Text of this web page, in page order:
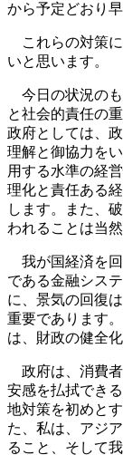
から予定どおり
これらの対策に
いと思います。
今日の状況のも
と社会的責任の
政府としては、
理解と御協力を
用する水準の経
理化と責任ある
します。また、
われることは当
我が国経済を回
である金融シス
に、景気の回復
重要であります
は、財政の健全
政府は、消費者
安感を払拭でき
地対策を初めと
た、私は、アジ
ること、そして